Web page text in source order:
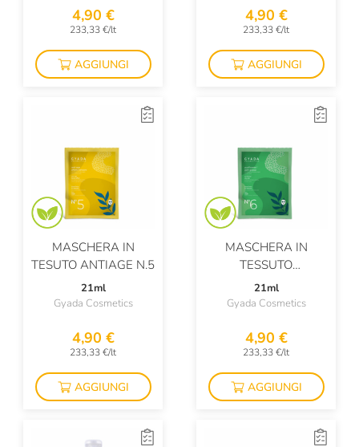
4,90 €
233,33 €/lt
AGGIUNGI
4,90 €
233,33 €/lt
AGGIUNGI
MASCHERA IN
TESUTO ANTIAGE N.5
21ml
Gyada Cosmetics
4,90 €
233,33 €/lt
AGGIUNGI
MASCHERA IN
TESSUTO
PURIFICANTE N.6
21ml
Gyada Cosmetics
4,90 €
233,33 €/lt
AGGIUNGI